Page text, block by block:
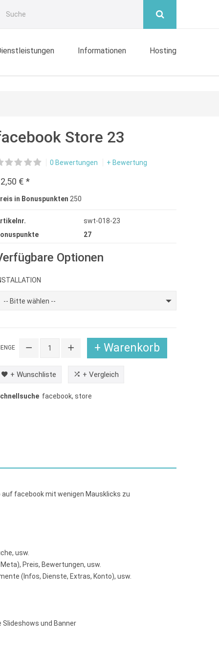
Informationen Hosting
Store 23
0 Bewertungen + Bewertung
€ *
in Bonuspunkten 250
swt-018-23
27
Optionen
-- Bitte wählen --
+ Warenkorb
+ Wunschliste + Vergleich
facebook, store
facebook mit wenigen Mausklicks zu
usw.
Preis, Bewertungen, usw.
(Infos, Dienste, Extras, Konto), usw.
und Banner